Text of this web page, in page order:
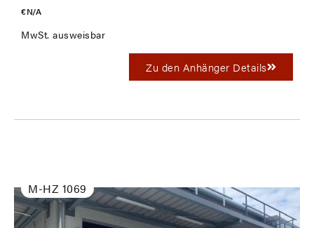
€ N/A
MwSt. ausweisbar
Zu den Anhänger Details
M-HZ 1069